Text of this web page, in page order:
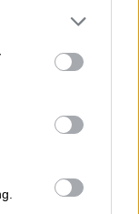
or more Google
You may click to
party tags to
in below Google
παροχή
με
-